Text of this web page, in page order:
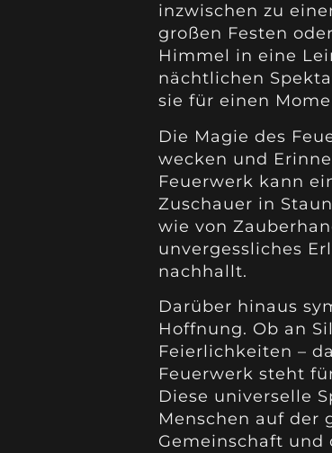
inzwischen zu
großen Festen
Himmel in eine
nächtlichen
sie für einen
Die Magie des
wecken und
Feuerwerk kann
Zuschauer in
wie von
unvergessliches
nachhallt.
Darüber hinaus
Hoffnung. Ob an
Feierlichkeiten –
Feuerwerk steht
Diese universelle
Menschen auf der
Gemeinschaft und